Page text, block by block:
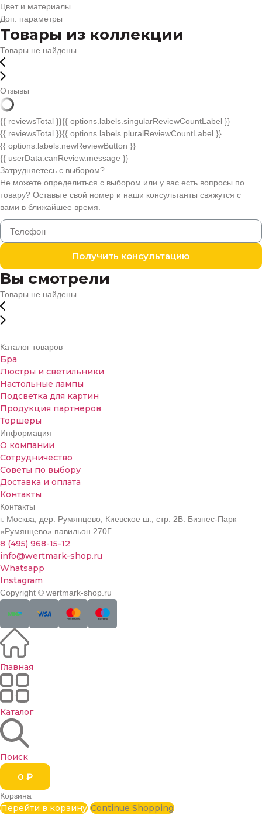
Цвет и материалы
Доп. параметры
Товары из коллекции
Товары не найдены
Отзывы
{{ reviewsTotal }}{{ options.labels.singularReviewCountLabel }}
{{ reviewsTotal }}{{ options.labels.pluralReviewCountLabel }}
{{ options.labels.newReviewButton }}
{{ userData.canReview.message }}
Затрудняетесь с выбором?
Не можете определиться с выбором или у вас есть вопросы по
товару? Оставьте свой номер и наши консультанты свяжутся с
вами в ближайшее время.
Получить консультацию
Вы смотрели
Товары не найдены
Каталог товаров
Бра
Люстры и светильники
Настольные лампы
Подсветка для картин
Продукция партнеров
Торшеры
Информация
О компании
Сотрудничество
Советы по выбору
Доставка и оплата
Контакты
Контакты
г. Москва, дер. Румянцево, Киевское ш., стр. 2В. Бизнес-Парк
«Румянцево» павильон 270Г
8 (495) 968-15-12
info@wertmark-shop.ru
Whatsapp
Instagram
Copyright © wertmark-shop.ru
Главная
Каталог
Поиск
0 ₽
Корзина
Перейти в корзину Continue Shopping